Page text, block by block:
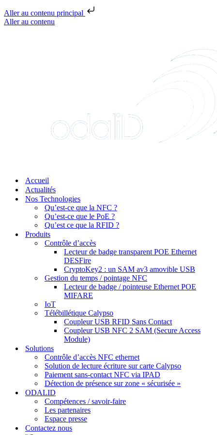
Aller au contenu principal
Aller au contenu
Accueil
Actualités
Nos Technologies
Qu’est-ce que la NFC ?
Qu’est-ce que le PoE ?
Qu’est ce que la RFID ?
Produits
Contrôle d’accès
Lecteur de badge transparent POE Ethernet
DESFire
CryptoKey2 : un SAM av3 amovible USB
Gestion du temps / pointage NFC
Lecteur de badge / pointeuse Ethernet POE
MIFARE
IoT
Télébillétique Calypso
Coupleur USB RFID Sans Contact
Coupleur USB NFC 2 SAM (Secure Access
Module)
Solutions
Contrôle d’accès NFC ethernet
Solution de lecture écriture sur carte Calypso
Paiement sans-contact NFC via IPAD
Détection de présence sur zone « sécurisée »
ODALID
Compétences / savoir-faire
Les partenaires
Espace presse
Contactez nous